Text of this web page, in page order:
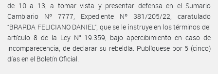
de 10 a 13, a tomar vista y presentar defensa en el Sumario
Cambiario Nº 7777, Expediente Nº 381/205/22, caratulado
“BRARDA FELICIANO DANIEL”, que se le instruye en los términos del
artículo 8 de la Ley N° 19.359, bajo apercibimiento en caso de
incomparecencia, de declarar su rebeldía. Publíquese por 5 (cinco)
días en el Boletín Oficial.